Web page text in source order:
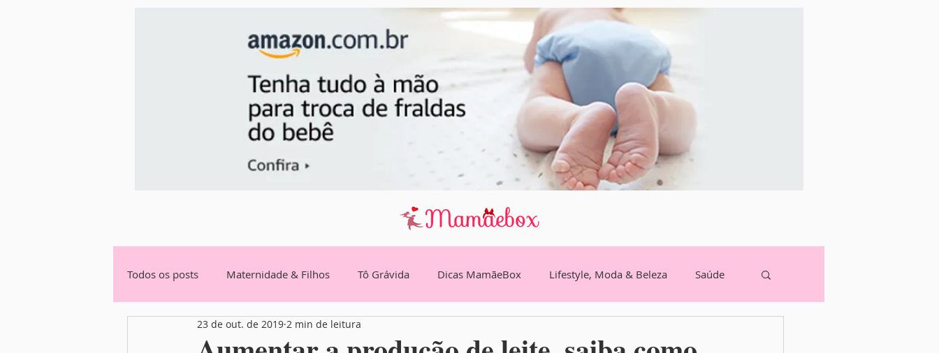
Todos os posts Maternidade & Filhos Tô Grávida Dicas MamãeBox Lifestyle, Moda & Beleza Saúde
Festas MamãeBox Entrevista
23 de out. de 2019 2 min de leitura